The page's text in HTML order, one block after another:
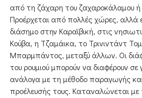
από τη ζάχαρη του ζαχαροκάλαμου ή
Προέρχεται από πολλές χώρες, αλλά
διάσημο στην Καραϊβική, στις
Κούβα, η Τζαμάικα, το Τρινιντάντ
Μπαρμπάντος, μεταξύ άλλων. Οι
του ρουμιού μπορούν να διαφέρουν
ανάλογα με τη μέθοδο παραγωγής
προέλευσής τους. Καταναλώνεται με